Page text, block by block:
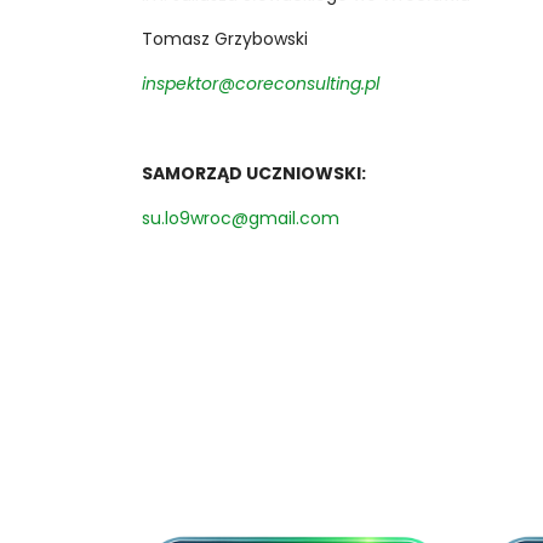
Tomasz Grzybowski
inspektor@coreconsulting.pl
SAMORZĄD UCZNIOWSKI:
su.lo9wroc@gmail.com